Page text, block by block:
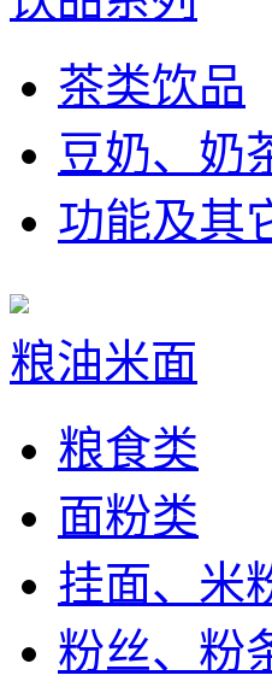
茶类饮品
豆奶、奶
功能及其
粮油米面
粮食类
面粉类
挂面、米
粉丝、粉